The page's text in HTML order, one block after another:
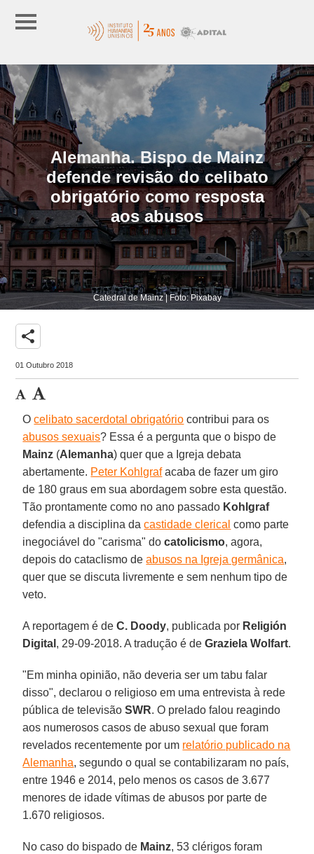
Alemanha. Bispo de Mainz
defende revisão do celibato
obrigatório como resposta
aos abusos
Catedral de Mainz | Foto: Pixabay
share
01 Outubro 2018
Ocelibato sacerdotal obrigatório contribui para os
abusos sexuais? Essa é a pergunta que o bispo de
Mainz (Alemanha) quer que a Igreja debata
abertamente. Peter Kohlgrafacaba de fazer um giro
de 180 graus em sua abordagem sobre esta questão.
Tão prontamente como no ano passado Kohlgraf
defendia a disciplina dacastidade clerical como parte
inegociável do "carisma" docatolicismo, agora,
depois do cataclismo deabusos na Igreja germânica,
quer que se discuta livremente e sem nenhum tipo de
veto.
A reportagem é de C. Doody, publicada por Religión
Digital , 29-09-2018. A tradução é deGraziela Wolfart.
"Em minha opinião, não deveria ser um tabu falar
disso", declarou o religioso em uma entrevista à rede
pública de televisãoSWR. O prelado falou reagindo
aos numerosos casos de abuso sexual que foram
revelados recentemente por um relatório publicado na
Alemanha, segundo o qual se contabilizaram no país,
entre 1946 e 2014, pelo menos os casos de 3.677
menores de idade vítimas de abusos por parte de
1.670 religiosos.
No caso do bispado de Mainz, 53 clérigos foram